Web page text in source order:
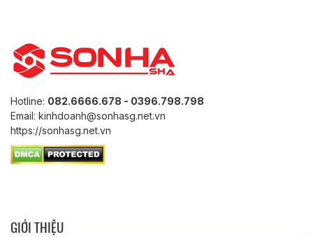
Hotline: 082.6666.678 - 0396.798.798
Email: kinhdoanh@sonhasg.net.vn
https://sonhasg.net.vn
GIỚI THIỆU